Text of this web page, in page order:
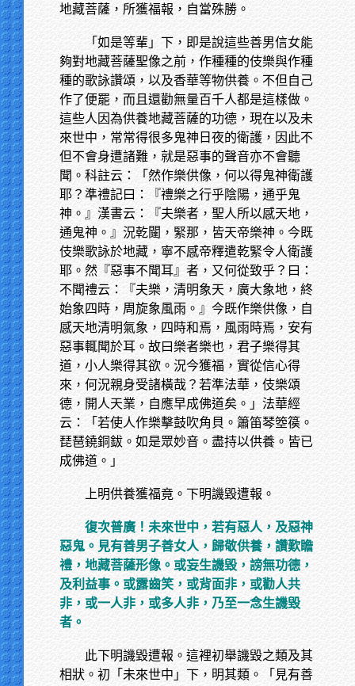
地藏菩薩，所獲福報，自當殊勝。
「如是等輩」下，即是說這些善男信女能
夠對地藏菩薩聖像之前，作種種的伎樂與作種
種的歌詠讚頌，以及香華等物供養。不但自己
作了便罷，而且還勸無量百千人都是這樣做。
這些人因為供養地藏菩薩的功德，現在以及未
來世中，常常得很多鬼神日夜的衛護，因此不
但不會身遭諸難，就是惡事的聲音亦不會聽
聞。科註云：「然作樂供像，何以得鬼神衛護
耶？準禮記曰：『禮樂之行乎陰陽，通乎鬼
神。』漢書云：『夫樂者，聖人所以感天地，
通鬼神。』況乾闥，緊那，皆天帝樂神。今既
伎樂歌詠於地藏，寧不感帝釋遣乾緊令人衛護
耶。然『惡事不聞耳』者，又何從致乎？曰：
不聞禮云：『夫樂，清明象天，廣大象地，終
始象四時，周旋象風雨。』今既作樂供像，自
感天地清明氣象，四時和焉，風雨時焉，安有
惡事輒聞於耳。故曰樂者樂也，君子樂得其
道，小人樂得其欲。況今獲福，實從信心得
來，何況親身受諸橫哉？若準法華，伎樂頌
德，開人天業，自應早成佛道矣。」法華經
云：「若使人作樂擊鼓吹角貝。簫笛琴箜篌。
琵琶鐃銅鈸。如是眾妙音。盡持以供養。皆已
成佛道。」
上明供養獲福竟。下明譏毀遭報。
復次普廣！未來世中，若有惡人，及惡神
惡鬼。見有善男子善女人，歸敬供養，讚歎瞻
禮，地藏菩薩形像。或妄生譏毀，謗無功德，
及利益事。或露齒笑，或背面非，或勸人共
非，或一人非，或多人非，乃至一念生譏毀
者。
此下明譏毀遭報。這裡初舉譏毀之類及其
相狀。初「未來世中」下，明其類。「見有善